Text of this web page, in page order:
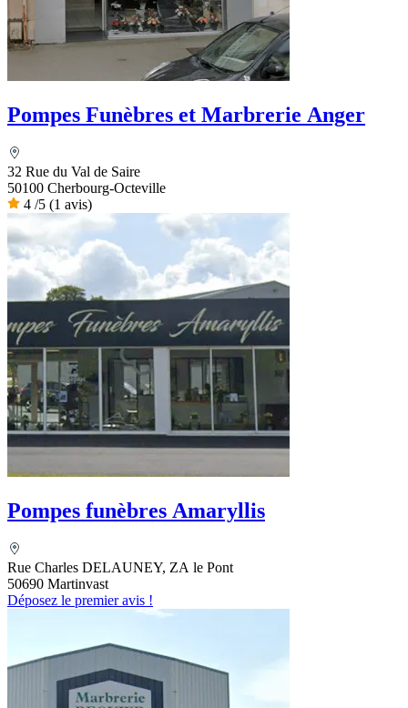
Pompes Funèbres et Marbrerie Anger
32 Rue du Val de Saire
50100 Cherbourg-Octeville
4 /5 (1 avis)
Pompes funèbres Amaryllis
Rue Charles DELAUNEY, ZA le Pont
50690 Martinvast
Déposez le premier avis !